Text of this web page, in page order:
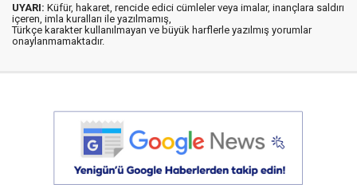
UYARI: Küfür, hakaret, rencide edici cümleler veya imalar, inançlara saldırı
içeren, imla kuralları ile yazılmamış,
Türkçe karakter kullanılmayan ve büyük harflerle yazılmış yorumlar
onaylanmamaktadır.